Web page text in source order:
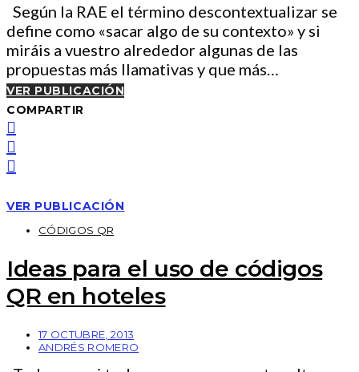
Según la RAE el término descontextualizar se
define como «sacar algo de su contexto» y si
miráis a vuestro alrededor algunas de las
propuestas más llamativas y que más…
VER PUBLICACIÓN
COMPARTIR
VER PUBLICACIÓN
CÓDIGOS QR
Ideas para el uso de códigos
QR en hoteles
17 OCTUBRE, 2013
ANDRÉS ROMERO